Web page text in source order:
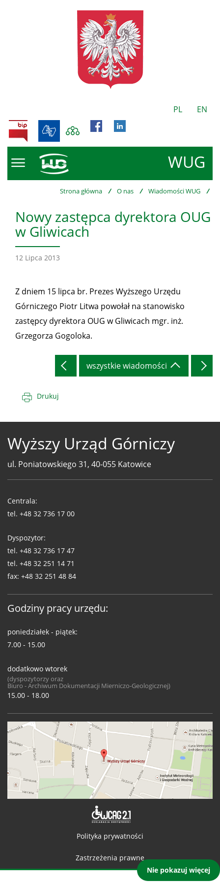
Nie pokazuj więcej
PL EN
WUG
BIP
Strona główna / O nas / Wiadomości WUG /
Nowy zastępca dyrektora OUG
w Gliwicach
12 Lipca 2013
Z dniem 15 lipca br. Prezes Wyższego Urzędu
Górniczego Piotr Litwa powołał na stanowisko
zastępcy dyrektora OUG w Gliwicach mgr. inż.
Grzegorza Gogoloka.
wszystkie wiadomości
Drukuj
Wyższy Urząd Górniczy
ul. Poniatowskiego 31, 40-055 Katowice
WUG
Centrala:
tel. +48 32 736 17 00
Dyspozytor:
tel. +48 32 736 17 47
tel. +48 32 251 14 71
fax: +48 32 251 48 84
Godziny pracy urzędu:
poniedziałek - piątek:
7.00 - 15.00
dodatkowo wtorek
(dyspozytorzy oraz
Biuro - Archiwum Dokumentacji Mierniczo-Geologicznej)
15.00 - 18.00
Polityka prywatności
Zastrzeżenia prawne